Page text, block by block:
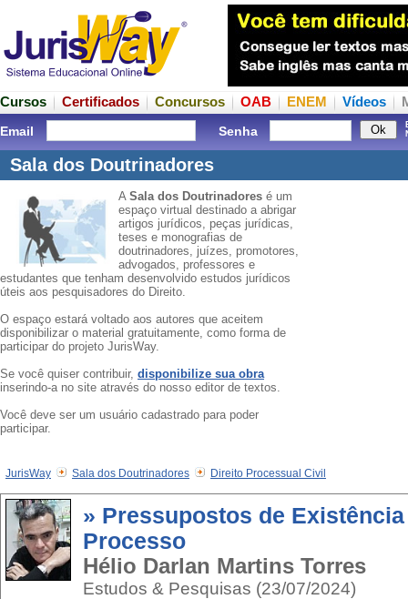
Cursos Certificados Concursos OAB ENEM Vídeos
Email Senha
Sala dos Doutrinadores
A Sala dos Doutrinadores é um
espaço virtual destinado a abrigar
artigos jurídicos, peças jurídicas,
teses e monografias de
doutrinadores, juízes, promotores,
advogados, professores e
estudantes que tenham desenvolvido estudos jurídicos
úteis aos pesquisadores do Direito.
O espaço estará voltado aos autores que aceitem
disponibilizar o material gratuitamente, como forma de
participar do projeto JurisWay.
Se você quiser contribuir, disponibilize sua obra
inserindo-a no site através do nosso editor de textos.
Você deve ser um usuário cadastrado para poder
participar.
JurisWay Sala dos Doutrinadores Direito Processual Civil
» Pressupostos de
Processo
Hélio Darlan Martins Torres
Estudos & Pesquisas (23/07/2024)